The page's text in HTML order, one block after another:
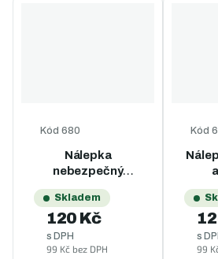
Nálepka
nebezpečný
odpad na
popelnice - A4
Skladem
Kód 680
99 Kč bez DPH
120 Kč
s DPH
Kód
99
s